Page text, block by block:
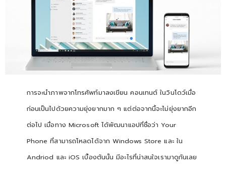
การจะนำภาพจากโทรศัพท์มาลงเขียน คอนเทนต์ ในวินโดว์เมื่อ
ก่อนเป็นไปด้วยความยุ่งยากมาก ๆ แต่ต่อจากนี้จะไม่ยุ่งยากอีก
ต่อไป เมื่อทาง Microsoft ได้พัฒนาแอปที่ชื่อว่า Your
Phone ที่สามารถโหลดได้จาก Windows Store และ ใน
Andriod และ iOS เบื้องต้นนั้น มีอะไรที่น่าสนใจเรามาดูกันเลย